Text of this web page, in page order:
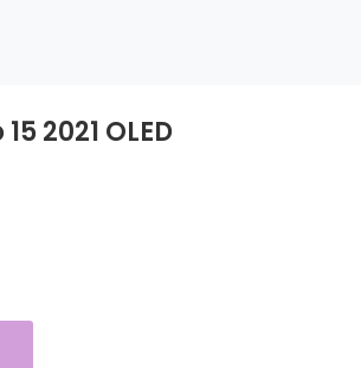
2021 OLED